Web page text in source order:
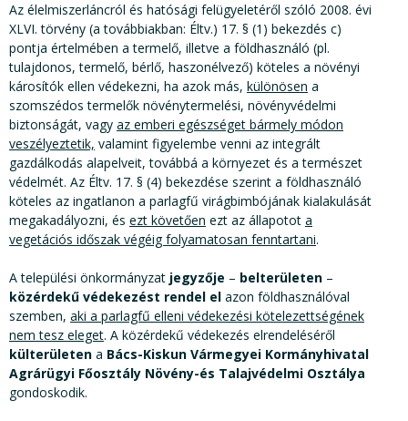
Az élelmiszerláncról és hatósági felügyeletéről szóló 2008. évi
XLVI. törvény (a továbbiakban: Éltv.) 17. § (1) bekezdés c)
pontja értelmében a termelő, illetve a földhasználó (pl.
tulajdonos, termelő, bérlő, haszonélvező) köteles a növényi
károsítók ellen védekezni, ha azok más, különösen a
szomszédos termelők növénytermelési, növényvédelmi
biztonságát, vagy az emberi egészséget bármely módon
veszélyeztetik, valamint figyelembe venni az integrált
gazdálkodás alapelveit, továbbá a környezet és a természet
védelmét. Az Éltv. 17. § (4) bekezdése szerint a földhasználó
köteles az ingatlanon a parlagfű virágbimbójának kialakulását
megakadályozni, és ezt követően ezt az állapotot a
vegetációs időszak végéig folyamatosan fenntartani.
A települési önkormányzat jegyzője – belterületen –
közérdekű védekezést rendel el azon földhasználóval
szemben, aki a parlagfű elleni védekezési kötelezettségének
nem tesz eleget. A közérdekű védekezés elrendeléséről
külterületen a Bács-Kiskun Vármegyei Kormányhivatal
Agrárügyi Főosztály Növény-és Talajvédelmi Osztálya
gondoskodik.